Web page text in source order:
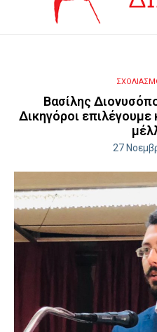
Βασίλης
Δικηγόροι
27